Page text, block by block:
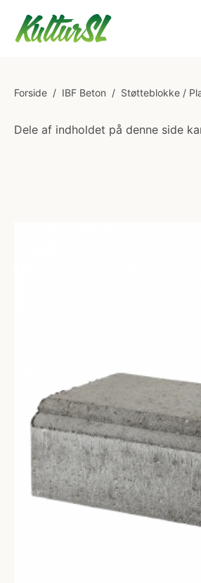
Forside / IBF Beton / Støtteblokke /
Dele af indholdet på denne side